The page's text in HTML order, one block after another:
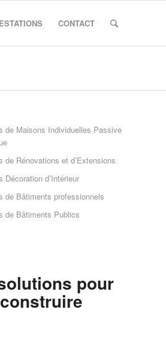
CONTACT
de Maisons Individuelles Passive
de Rénovations et d’Extensions
Décoration d’Intérieur
de Bâtiments professionnels
de Bâtiments Publics
pour